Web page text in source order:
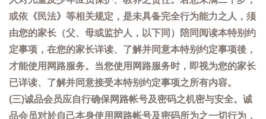
或依《民法》等相关规定，是未具备完全行为能力之人，须
由您的家长（父、母或监护人，以下同）陪同阅读本特别约
定事项，在您的家长详读、了解并同意本特别约定事项後，
才能使用网路服务。当您使用网路服务时，即视为您的家长
已详读、了解并同意接受本特别约定事项之所有内容。
(三)诚品会员应自行确保网路帐号及密码之机密与安全。诚
品会员对於自己本身使用网路帐号及密码所为之一切行为，